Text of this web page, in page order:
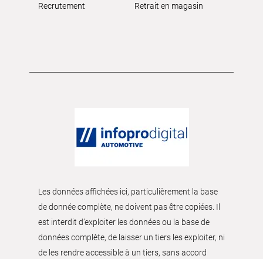
Recrutement
Retrait en magasin
Les données affichées ici, particulièrement la base
de donnée complète, ne doivent pas être copiées. Il
est interdit d’exploiter les données ou la base de
données complète, de laisser un tiers les exploiter, ni
de les rendre accessible à un tiers, sans accord